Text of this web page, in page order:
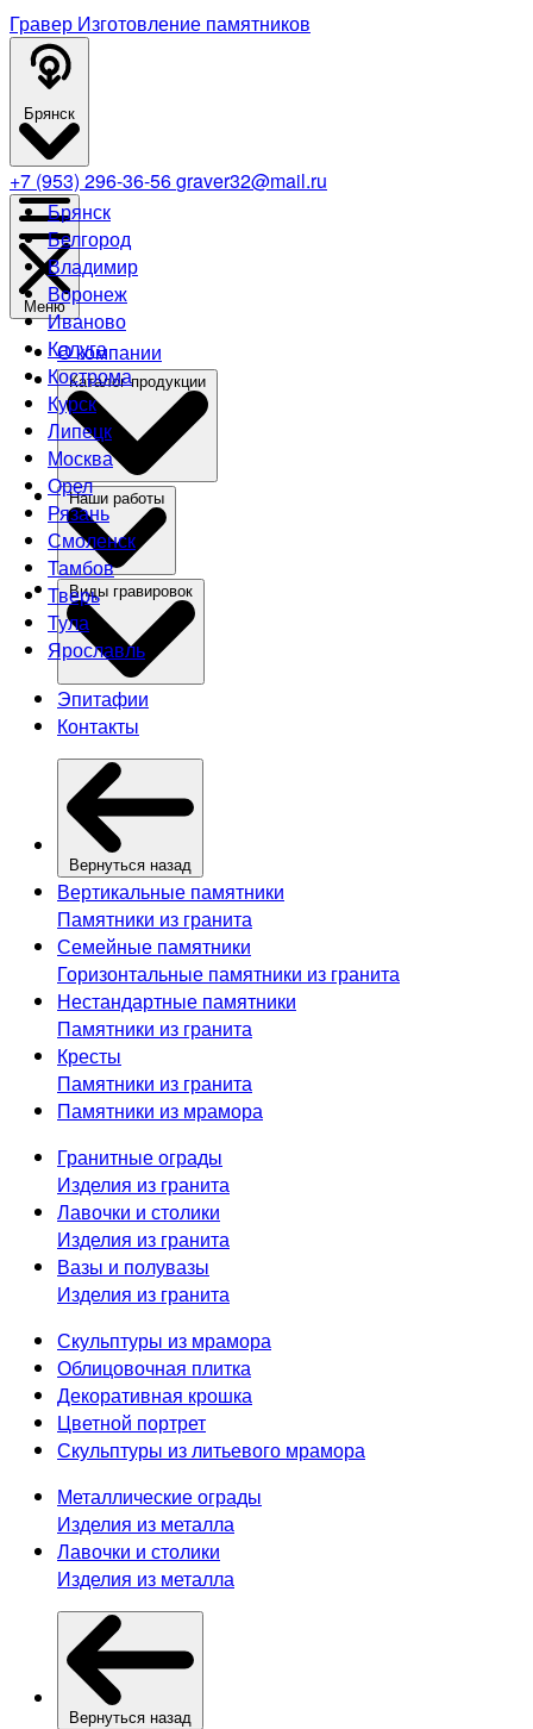
Гравер Изготовление памятников
Брянск
Брянск
Белгород
Владимир
Воронеж
Иваново
Калуга
Кострома
Курск
Липецк
Москва
Орел
Рязань
Смоленск
Тамбов
Тверь
Тула
Ярославль
+7 (953) 296-36-56graver32@mail.ru
Меню
О компании
Эпитафии
Контакты
Вернуться назад
Вертикальные памятники
Памятники из гранита
Семейные памятники
Горизонтальные памятники из гранита
Нестандартные памятники
Памятники из гранита
Кресты
Памятники из гранита
Памятники из мрамора
Гранитные ограды
Изделия из гранита
Лавочки и столики
Изделия из гранита
Вазы и полувазы
Изделия из гранита
Скульптуры из мрамора
Облицовочная плитка
Декоративная крошка
Цветной портрет
Скульптуры из литьевого мрамора
Металлические ограды
Изделия из металла
Лавочки и столики
Изделия из металла
Вернуться назад